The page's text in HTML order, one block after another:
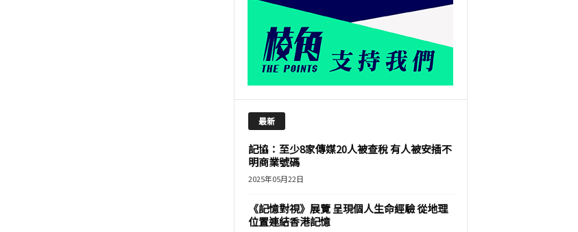
最新
記協：至少8家傳媒20人被查稅 有人被安插不
明商業號碼
2025年05月22日
《記憶對視》展覽 呈現個人生命經驗 從地理
位置連結香港記憶